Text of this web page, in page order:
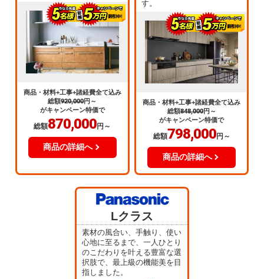
商品・材料+工事+諸経費全て込み
総額920,000円～
がキャンペーン特価で
総額870,000円～
商品の詳細へ
す。
商品・材料+工事+諸経費全て込み
総額848,000円～
がキャンペーン特価で
総額798,000円～
商品の詳細へ
Lクラス
素材の風合い、手触り、使い
心地に至るまで、一人ひとり
のこだわりを叶える豊富な選
択肢で、最上級の機能美を目
指しました。